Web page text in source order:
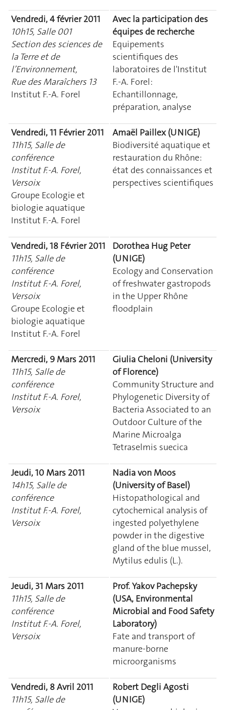
Vendredi, 4 février 2011
10h15, Salle 001
Section des sciences de
la Terre et de
l’Environnement,
Rue des Maraîchers 13
Institut F.-A. Forel
Avec la participation des
équipes de recherche
Equipements
scientifiques des
laboratoires de l'Institut
F.-A. Forel:
Echantillonnage,
préparation, analyse
Vendredi, 11 Février 2011
11h15, Salle de
conférence
Institut F.-A. Forel,
Versoix
Groupe Ecologie et
biologie aquatique
Institut F.-A. Forel
Amaël Paillex (UNIGE)
Biodiversité aquatique et
restauration du Rhône:
état des connaissances et
perspectives scientifiques
Vendredi, 18 Février 2011
11h15, Salle de
conférence
Institut F.-A. Forel,
Versoix
Groupe Ecologie et
biologie aquatique
Institut F.-A. Forel
Dorothea Hug Peter
(UNIGE)
Ecology and Conservation
of freshwater gastropods
in the Upper Rhône
floodplain
Mercredi, 9 Mars 2011
11h15, Salle de
conférence
Institut F.-A. Forel,
Versoix
Giulia Cheloni (University
of Florence)
Community Structure and
Phylogenetic Diversity of
Bacteria Associated to an
Outdoor Culture of the
Marine Microalga
Tetraselmis suecica
Jeudi, 10 Mars 2011
14h15, Salle de
conférence
Institut F.-A. Forel,
Versoix
Nadia von Moos
(University of Basel)
Histopathological and
cytochemical analysis of
ingested polyethylene
powder in the digestive
gland of the blue mussel,
Mytilus edulis (L.).
Jeudi, 31 Mars 2011
11h15, Salle de
conférence
Institut F.-A. Forel,
Versoix
Prof. Yakov Pachepsky
(USA, Environmental
Microbial and Food Safety
Laboratory)
Fate and transport of
manure-borne
microorganisms
Vendredi, 8 Avril 2011
11h15, Salle de
Robert Degli Agosti
(UNIGE)